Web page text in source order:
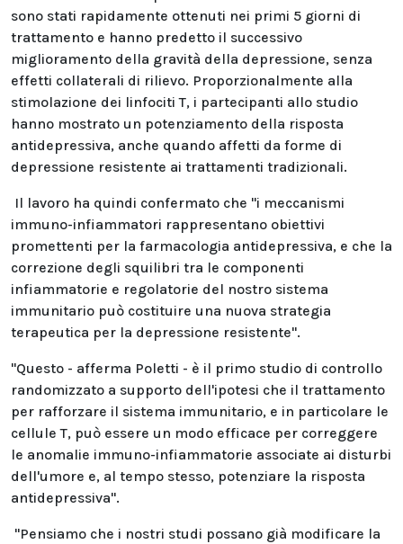
sono stati rapidamente ottenuti nei primi 5 giorni di
trattamento e hanno predetto il successivo
miglioramento della gravità della depressione, senza
effetti collaterali di rilievo. Proporzionalmente alla
stimolazione dei linfociti T, i partecipanti allo studio
hanno mostrato un potenziamento della risposta
antidepressiva, anche quando affetti da forme di
depressione resistente ai trattamenti tradizionali.
Il lavoro ha quindi confermato che "i meccanismi
immuno-infiammatori rappresentano obiettivi
promettenti per la farmacologia antidepressiva, e che la
correzione degli squilibri tra le componenti
infiammatorie e regolatorie del nostro sistema
immunitario può costituire una nuova strategia
terapeutica per la depressione resistente".
"Questo - afferma Poletti - è il primo studio di controllo
randomizzato a supporto dell'ipotesi che il trattamento
per rafforzare il sistema immunitario, e in particolare le
cellule T, può essere un modo efficace per correggere
le anomalie immuno-infiammatorie associate ai disturbi
dell'umore e, al tempo stesso, potenziare la risposta
antidepressiva".
"Pensiamo che i nostri studi possano già modificare la